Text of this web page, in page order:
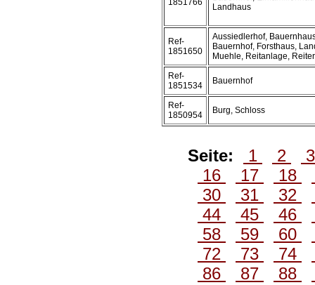
1851766
Landhaus
Ref-
1851650
Aussiedlerhof,
Bauernhof, Forsthaus,
Muehle, Reitanlage,
Ref-
1851534
Bauernhof
Ref-
1850954
Burg, Schloss
Seite: 1 2
16
17 18
30
31 32
44
45 46
58
59 60
72
73 74
86
87 88